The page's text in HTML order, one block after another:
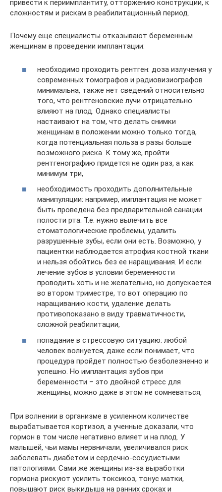
привести к периимплантиту, отторжению конструкции, к
сложностям и рискам в реабилитационный период.
Почему еще специалисты отказывают беременным
женщинам в проведении имплантации:
необходимо проходить рентген: доза излучения у
современных томографов и радиовизиографов
минимальна, также нет сведений относительно
того, что рентгеновские лучи отрицательно
влияют на плод. Однако специалисты
настаивают на том, что делать снимки
женщинам в положении можно только тогда,
когда потенциальная польза в разы больше
возможного риска. К тому же, пройти
рентгенографию придется не один раз, а как
минимум три,
необходимость проходить дополнительные
манипуляции: например, имплантация не может
быть проведена без предварительной санации
полости рта. Т.е. нужно вылечить все
стоматологические проблемы, удалить
разрушенные зубы, если они есть. Возможно, у
пациентки наблюдается атрофия костной ткани
и нельзя обойтись без ее наращивания. И если
лечение зубов в условии беременности
проводить хоть и не желательно, но допускается
во втором триместре, то вот операцию по
наращиванию кости, удаление делать
противопоказано в виду травматичности,
сложной реабилитации,
попадание в стрессовую ситуацию: любой
человек волнуется, даже если понимает, что
процедура пройдет полностью безболезненно и
успешно. Но имплантация зубов при
беременности – это двойной стресс для
женщины, можно даже в этом не сомневаться,
При волнении в организме в усиленном количестве
вырабатывается кортизол, а ученные доказали, что
гормон в том числе негативно влияет и на плод. У
малышей, чьи мамы нервничали, увеличивался риск
заболевать диабетом и сердечно-сосудистыми
патологиями. Сами же женщины из-за выработки
гормона рискуют усилить токсикоз, тонус матки,
повышают риск выкидыша на ранних сроках и